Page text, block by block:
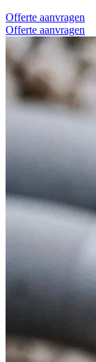
Offerte aanvragen
Offerte aanvragen